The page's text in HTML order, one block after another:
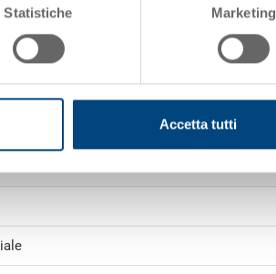
Statistiche Marketing
Accetta tutti
esterne:
| Altri